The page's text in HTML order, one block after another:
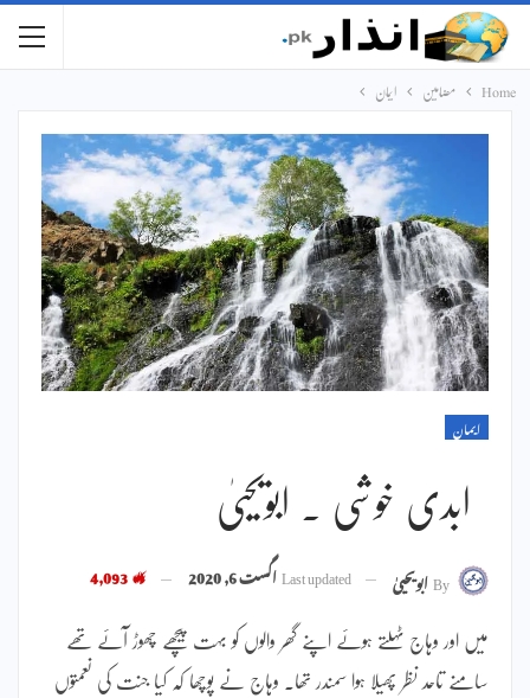
Home مضامین ایمان
ایمان
ابدی خوشی ۔ ابویحییٰ
Byابویحییٰ Last updatedاگست 6, 2020
میں اور وہاج ٹہلتے ہوئے اپنے گھر والوں کو بہت پیچھے چھوڑ آئے تھے
سامنے تاحد نظر پھیلا ہوا سمندر تھا۔ وہاج نے پوچھا کہ کیا جنت کی نعمتوں